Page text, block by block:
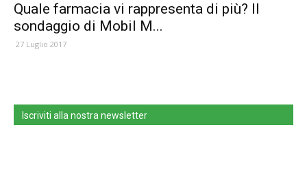
Quale farmacia vi rappresenta di più? Il
sondaggio di Mobil M...
27 Luglio 2017
Iscriviti alla nostra newsletter